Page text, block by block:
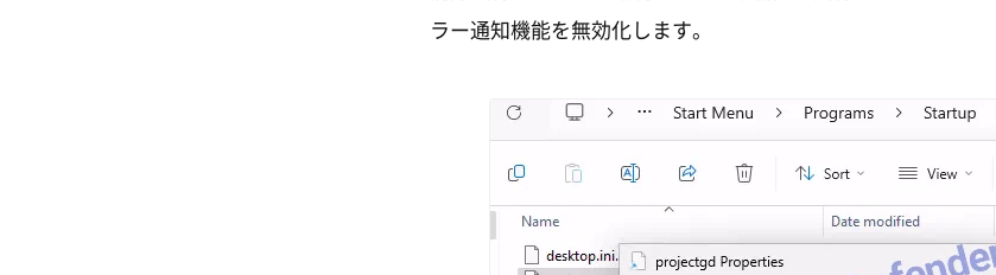
ラー通知機能を無効化します。